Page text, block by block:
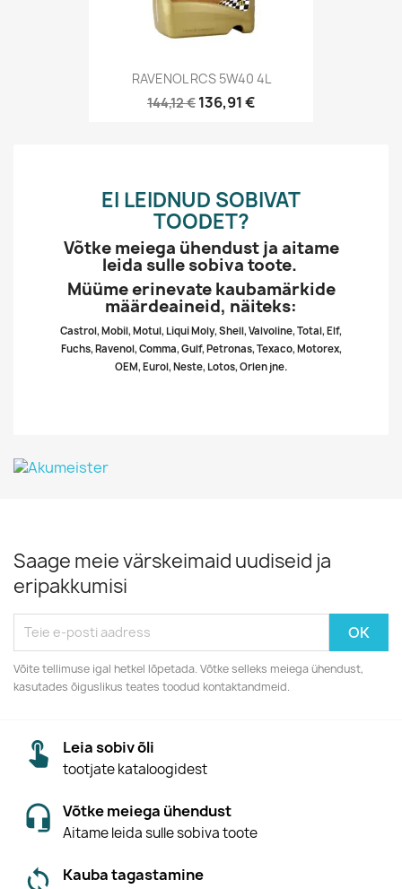
RAVENOL RCS 5W40 4L
144,12 € 136,91 €
EI LEIDNUD SOBIVAT
TOODET?
Võtke meiega ühendust ja aitame
leida sulle sobiva toote.
Müüme erinevate kaubamärkide
määrdeaineid, näiteks:
Castrol, Mobil, Motul, Liqui Moly, Shell, Valvoline, Total, Elf,
Fuchs, Ravenol, Comma, Gulf, Petronas, Texaco, Motorex,
OEM, Eurol, Neste, Lotos, Orlen jne.
Saage meie värskeimaid uudiseid ja
eripakkumisi
Võite tellimuse igal hetkel lõpetada. Võtke selleks meiega ühendust,
kasutades õiguslikus teates toodud kontaktandmeid.
Leia sobiv õli
tootjate kataloogidest
Võtke meiega ühendust
Aitame leida sulle sobiva toote
Kauba tagastamine